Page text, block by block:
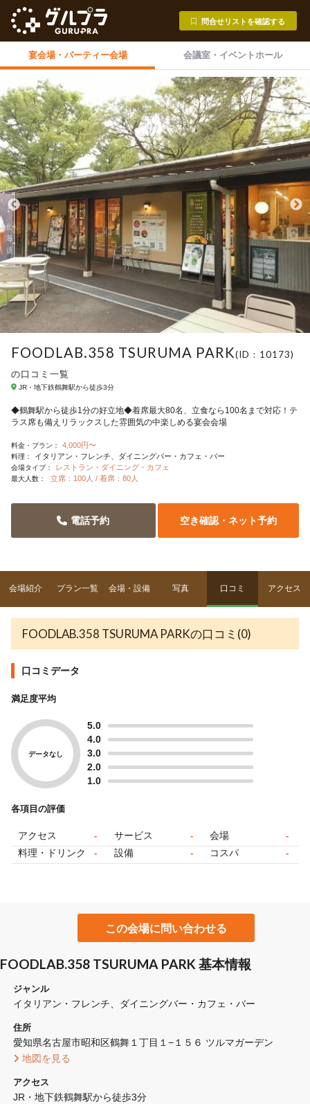
問合せリストを確認する
宴会場・ パーティー会場 会議室・ イベントホール
FOODLAB.358 TSURUMA PARK(ID：10173)
の口コミ一覧
JR・地下鉄鶴舞駅から徒歩3分
◆鶴舞駅から徒歩1分の好立地◆着席最大80名、立食なら100名まで対応！テ
ラス席も備えリラックスした雰囲気の中楽しめる宴会会場
料金・プラン： 4,000円〜
料理： イタリアン・フレンチ ダイニングバー・カフェ・バー
会場タイプ： レストラン・ダイニング・カフェ
最大人数： 立席：100人 / 着席：80人
空き確認・ネット予約
電話予約
会場紹介 プラン一覧 会場・設備 写真 口コミ アクセス
FOODLAB.358 TSURUMA PARKの口コミ(0)
口コミデータ
満足度平均
データなし
5.0
4.0
3.0
2.0
1.0
各項目の評価
アクセス - サービス - 会場 -
料理・ドリンク - 設備 - コスパ -
この会場に問い合わせる
FOODLAB.358 TSURUMA PARK 基本情報
ジャンル
イタリアン・フレンチ ダイニングバー・カフェ・バー
住所
愛知県名古屋市昭和区鶴舞１丁目１−１５６ ツルマガーデン
地図を見る
アクセス
JR・地下鉄鶴舞駅から徒歩3分